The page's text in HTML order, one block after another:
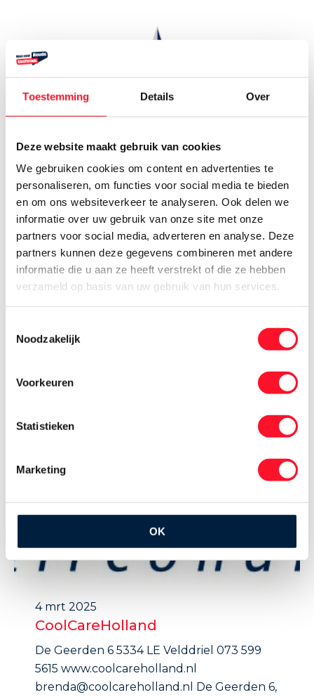
Toestemming Details Over
Deze website maakt gebruik van cookies
We gebruiken cookies om content en advertenties te
personaliseren, om functies voor social media te bieden
en om ons websiteverkeer te analyseren. Ook delen we
informatie over uw gebruik van onze site met onze
partners voor social media, adverteren en analyse. Deze
partners kunnen deze gegevens combineren met andere
informatie die u aan ze heeft verstrekt of die ze hebben
verzameld op basis van uw gebruik van hun services.
Noodzakelijk
Voorkeuren
Statistieken
Marketing
OK
4 mrt 2025
Van West Koeltechniek
Spoorstraat 7 8084 HW ’t Harde 0525 651
358 www.vanwestkoeltechniek.nl
info@vanwestkoeltechniek.nl Spoorstraat
7, 8084 HW ’t Harde
4 mrt 2025
CoolCareHolland
De Geerden 6 5334 LE Velddriel 073 599
5615 www.coolcareholland.nl
brenda@coolcareholland.nl De Geerden 6,